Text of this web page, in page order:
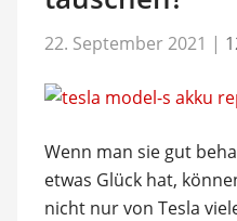
22. September 2021 |
Wenn man sie gut
etwas Glück hat,
nicht nur von Tesla